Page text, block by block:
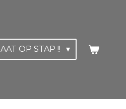
OP STAP !!